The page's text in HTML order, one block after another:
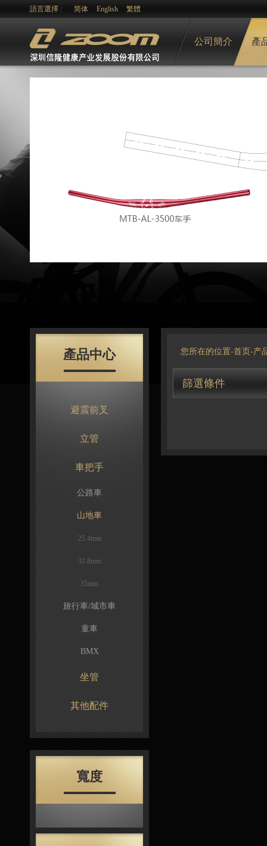
語言選擇 : 简体 English 繁體
公司簡介 產
產品中心
避震前叉
立管
車把手
公路車
山地車
25.4mm
31.8mm
35mm
旅行車/城市車
童車
BMX
坐管
其他配件
寬度
您所在的位置-首页 -产
篩選條件